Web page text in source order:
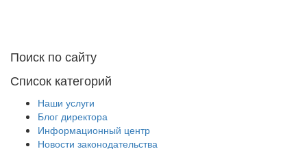
Поиск по сайту
Список категорий
Наши услуги
Блог директора
Информационный центр
Новости законодательства